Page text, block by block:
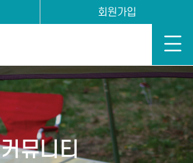
회원가입
커뮤니티